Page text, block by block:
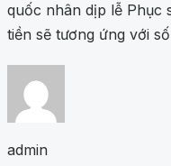
quốc nhân dịp lễ Phục
tiền sẽ tương ứng với
admin